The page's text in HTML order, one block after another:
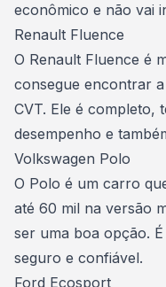
econômico e não vai
Renault Fluence
O Renault Fluence é
consegue encontrar
CVT. Ele é completo,
desempenho e
Volkswagen Polo
O Polo é um carro
até 60 mil na versão
ser uma boa opção.
seguro e confiável.
Ford Ecosport